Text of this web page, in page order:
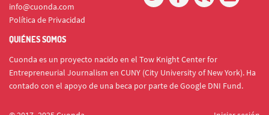
info@cuonda.com
Política de Privacidad
QUIÉNES SOMOS
Cuonda es un proyecto nacido en el Tow Knight Center for
Entrepreneurial Journalism en CUNY (City University of New York). Ha
contado con el apoyo de una beca por parte de Google DNI Fund.